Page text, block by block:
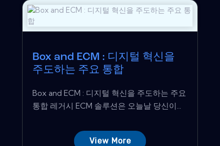
Box and ECM : 디지털 혁신을
주도하는 주요 통합
Box and ECM : 디지털 혁신을 주도하는 주요
통합 레거시 ECM 솔루션은 오늘날 당신이...
View More